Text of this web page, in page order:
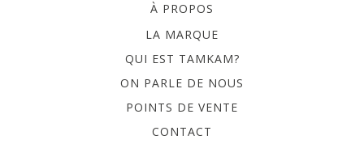
À PROPOS
LA MARQUE
QUI EST TAMKAM?
ON PARLE DE NOUS
POINTS DE VENTE
CONTACT